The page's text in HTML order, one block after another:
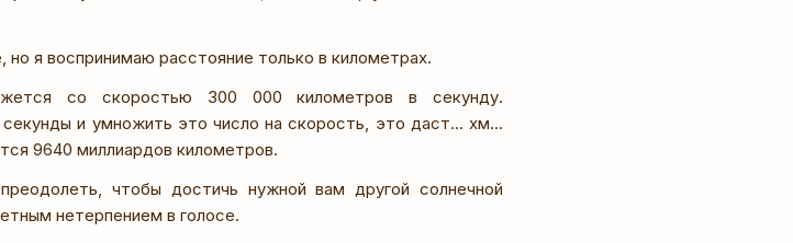
я воспринимаю расстояние только в километрах.
со скоростью 300 000 километров в секунду.
и умножить это число на скорость, это даст... хм...
9640 миллиардов километров.
чтобы достичь нужной вам другой солнечной
нетерпением в голосе.